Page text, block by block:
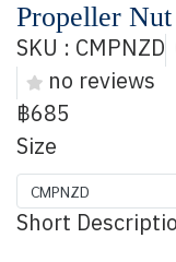
Propeller
SKU : CMPNZD
no reviews
฿685
Size
CMPNZD
Short